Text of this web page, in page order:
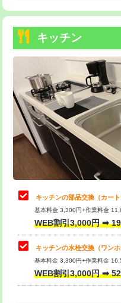
持込商品取付（普通便座⇔
給水管工事※（ホール加工)
給水管工事※（バンド止め)
給水管工事※（支持金具設
給水管工事※（保温材使用
め込み）)
給水管工事※（土の掘削・
給水管工事※（塩ビ管（VP
用/3ｍまで)
給水管工事※（塩ビ管（
用（追加）/3ｍ超え)
給水管工事※（ライニング
管・ポリ管・HT管使用/3ｍ
トーラー機使用/3mまで
追加トーラー機使用/3m超え
カメラ調査
桝清掃
止水・漏水調査・防水処理
理・調整・分解・加工など
止水・漏水調査・防水処理
理・調整・分解・加工など
止水・漏水調査・防水処理
理・調整・分解・加工など
お風呂タンク脱着
その他部品の脱着
キッチン
キッチンの部品交換（カート
基本料金 3,300円+作業料金
WEB割引3,000円 ➡
キッチンの水栓交換（ワンホ
基本料金 3,300円+作業料金
WEB割引3,000円 ➡